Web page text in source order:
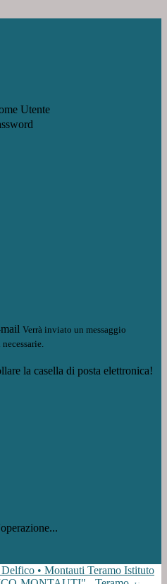
Utente
Verrà inviato un messaggio
la casella di posta elettronica!
Istituto